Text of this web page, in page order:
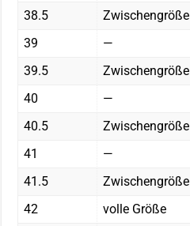
38.5
Zwischengröße
39
—
39.5
Zwischengröße
40
—
40.5
Zwischengröße
41
—
41.5
Zwischengröße
42
volle Größe